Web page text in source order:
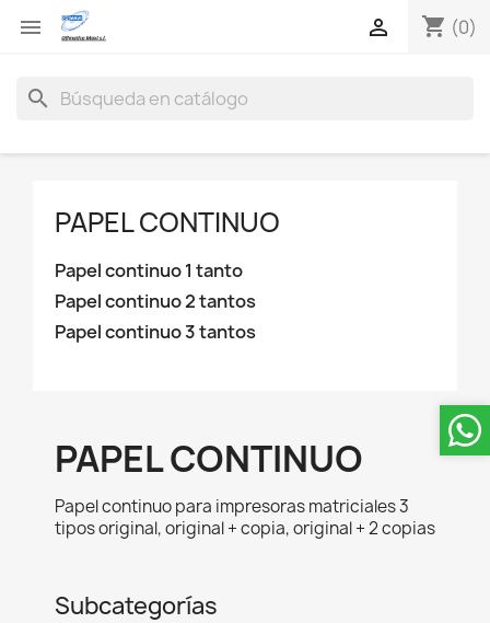
 shopping_cart (0)

search
PAPEL CONTINUO
Papel continuo 1 tanto
Papel continuo 2 tantos
Papel continuo 3 tantos
PAPEL CONTINUO
Papel continuo para impresoras matriciales 3
tipos original, original + copia, original + 2 copias
Subcategorías